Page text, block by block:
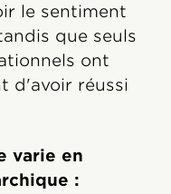
le sentiment
que seuls
ont
d'avoir réussi
varie en
: